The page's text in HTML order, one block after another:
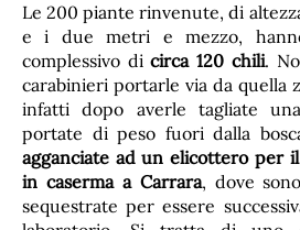
Le 200 piante rinvenute, di
e i due metri e mezzo,
complessivo dicirca 120 chili.
carabinieri portarle via da quella
infatti dopo averle tagliate
portate di peso fuori dalla
agganciate ad un elicottero per
in caserma a Carrara, dove
sequestrate per essere